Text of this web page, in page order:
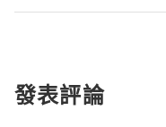
發表評論